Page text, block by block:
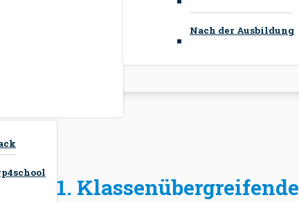
Nach der Ausbildung
1. Klassenübergreifende